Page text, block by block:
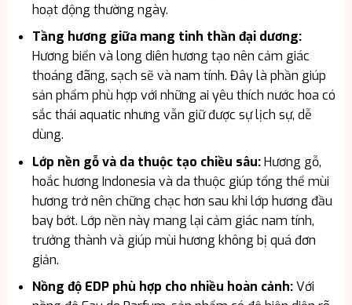
hoạt động thường ngày.
Tầng hương giữa mang tinh thần đại dương:
Hương biển và long diên hương tạo nên cảm giác
thoáng đãng, sạch sẽ và nam tính. Đây là phần giúp
sản phẩm phù hợp với những ai yêu thích nước hoa có
sắc thái aquatic nhưng vẫn giữ được sự lịch sự, dễ
dùng.
Lớp nền gỗ và da thuộc tạo chiều sâu:Hương gỗ,
hoắc hương Indonesia và da thuộc giúp tổng thể mùi
hương trở nên chững chạc hơn sau khi lớp hương đầu
bay bớt. Lớp nền này mang lại cảm giác nam tính,
trưởng thành và giúp mùi hương không bị quá đơn
giản.
Nồng độ EDP phù hợp cho nhiều hoàn cảnh:Với